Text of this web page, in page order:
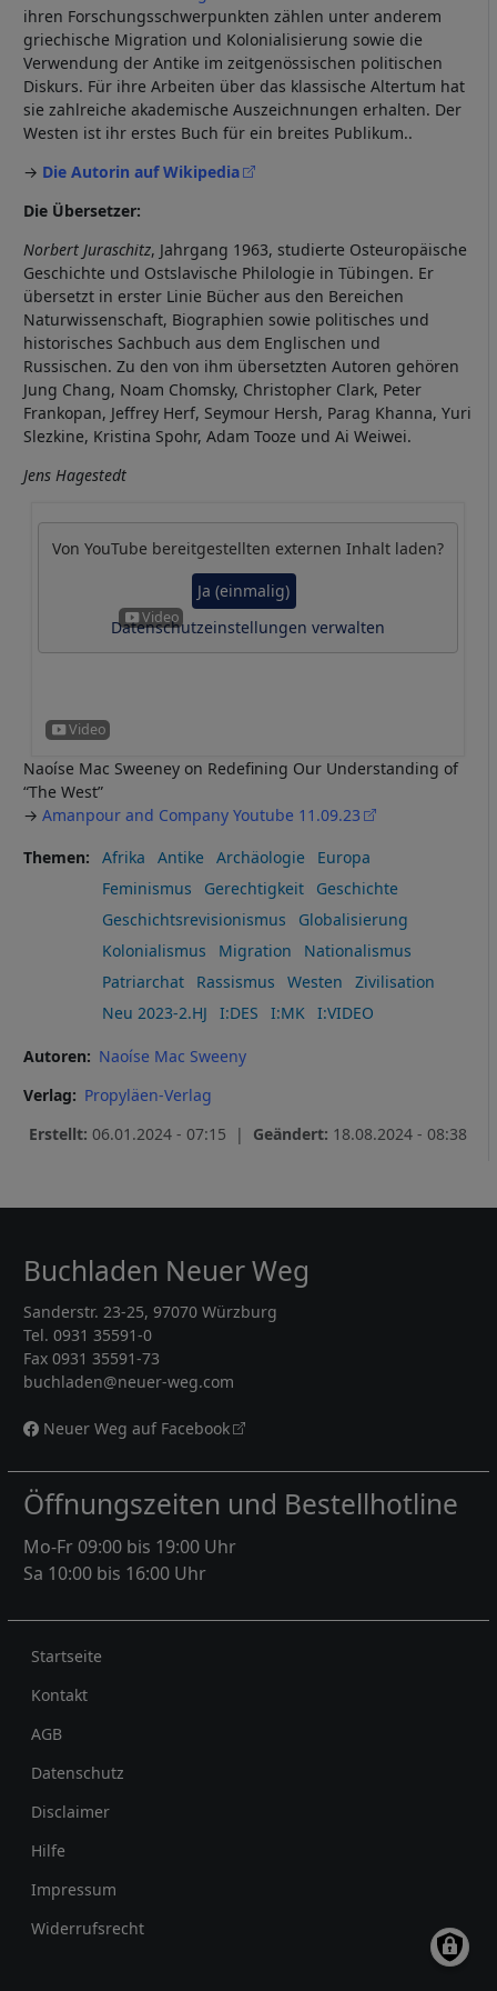
ihren Forschungsschwerpunkten zählen unter anderem
griechische Migration und Kolonialisierung sowie die
Verwendung der Antike im zeitgenössischen politischen
Diskurs. Für ihre Arbeiten über das klassische Altertum hat
sie zahlreiche akademische Auszeichnungen erhalten. Der
Westen ist ihr erstes Buch für ein breites Publikum..
→ Die Autorin auf Wikipedia
Die Übersetzer:
Norbert Juraschitz, Jahrgang 1963, studierte Osteuropäische
Geschichte und Ostslavische Philologie in Tübingen. Er
übersetzt in erster Linie Bücher aus den Bereichen
Naturwissenschaft, Biographien sowie politisches und
historisches Sachbuch aus dem Englischen und
Russischen. Zu den von ihm übersetzten Autoren gehören
Jung Chang, Noam Chomsky, Christopher Clark, Peter
Frankopan, Jeffrey Herf, Seymour Hersh, Parag Khanna, Yuri
Slezkine, Kristina Spohr, Adam Tooze und Ai Weiwei.
Jens Hagestedt
Von YouTube bereitgestellten externen Inhalt laden?
Ja (einmalig)
Datenschutzeinstellungen verwalten
Naoíse Mac Sweeney on Redefining Our Understanding of
“The West”
→ Amanpour and Company Youtube 11.09.23
Themen Afrika Antike Archäologie
Europa
Feminismus
Gerechtigkeit
Geschichte
Geschichtsrevisionismus
Globalisierung
Kolonialismus
Migration
Nationalismus
Patriarchat
Rassismus Westen
Zivilisation
Neu 2023-2.HJ
I:DES I:MK I:VIDEO
Autoren
Naoíse Mac Sweeny
Verlag
Propyläen-Verlag
Erstellt: 06.01.2024 - 07:15 | Geändert: 18.08.2024 - 08:38
Buchladen Neuer Weg
Sanderstr. 23-25, 97070 Würzburg
Tel. 0931 35591-0
Fax 0931 35591-73
buchladen@neuer-weg.com
Neuer Weg auf Facebook
Öffnungszeiten und Bestellhotline
Mo-Fr 09:00 bis 19:00 Uhr
Sa 10:00 bis 16:00 Uhr
Rechtliches
Startseite
Kontakt
AGB
Datenschutz
Disclaimer
Hilfe
Impressum
Widerrufsrecht